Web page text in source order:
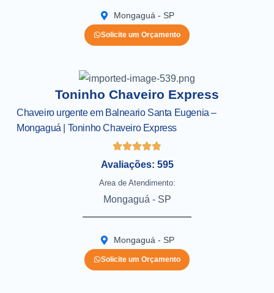
Mongaguá - SP
Solicite um Orçamento
Toninho Chaveiro Express
Chaveiro urgente em Balneario Santa Eugenia –
Mongaguá | Toninho Chaveiro Express
Avaliações: 595
Area de Atendimento:
Mongaguá - SP
Mongaguá - SP
Solicite um Orçamento